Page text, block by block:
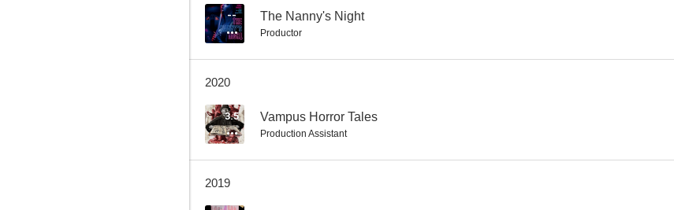
-- The Nanny's Night
Productor
2020
3.5 Vampus Horror Tales
Production Assistant
2019